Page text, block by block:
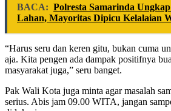
BACA: Polresta Samarinda
Lahan, Mayoritas Dipicu Kelalaian
“Harus seru dan keren gitu, bukan cuma
aja. Kita pengen ada dampak positifnya
masyarakat juga,” seru banget.
Pak Wali Kota juga minta agar masalah
serius. Abis jam 09.00 WITA, jangan